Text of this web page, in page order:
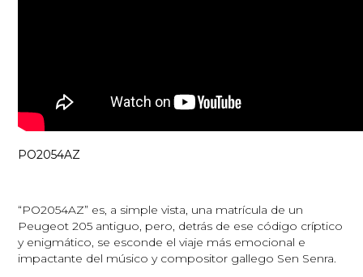
PO2054AZ
“PO2054AZ” es, a simple vista, una matrícula de un
Peugeot 205 antiguo, pero, detrás de ese código críptico
y enigmático, se esconde el viaje más emocional e
impactante del músico y compositor gallego Sen Senra.